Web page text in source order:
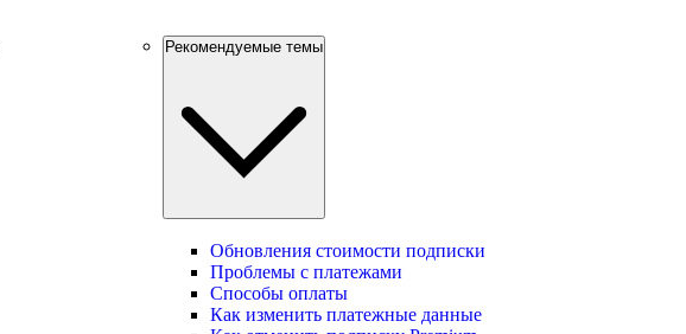
Рекомендуемые темы
Обновления стоимости подписки
Проблемы с платежами
Способы оплаты
Как изменить платежные данные